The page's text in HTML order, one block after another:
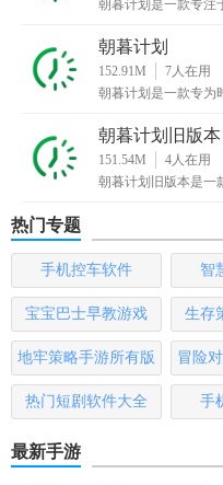
3. 统计图表：提供任务完
图等，便于分析。
4. 日历视图：以日历形式
查看与调整。
1. 注册登录：首先进行账
务。
2. 创建任务：点击“+”按
间、地点等信息。
3. 设置提醒：在任务详情
朝暮计划是一款专注
朝暮计划
152.91M 7人在用
朝暮计划是一款专为
朝暮计划旧版本
151.54M 4人在用
朝暮计划旧版本是一
热门专题
手机控车软件 智
宝宝巴士早教游戏 生存
地牢策略手游所有版
本
冒险
热门短剧软件大全 手
最新手游